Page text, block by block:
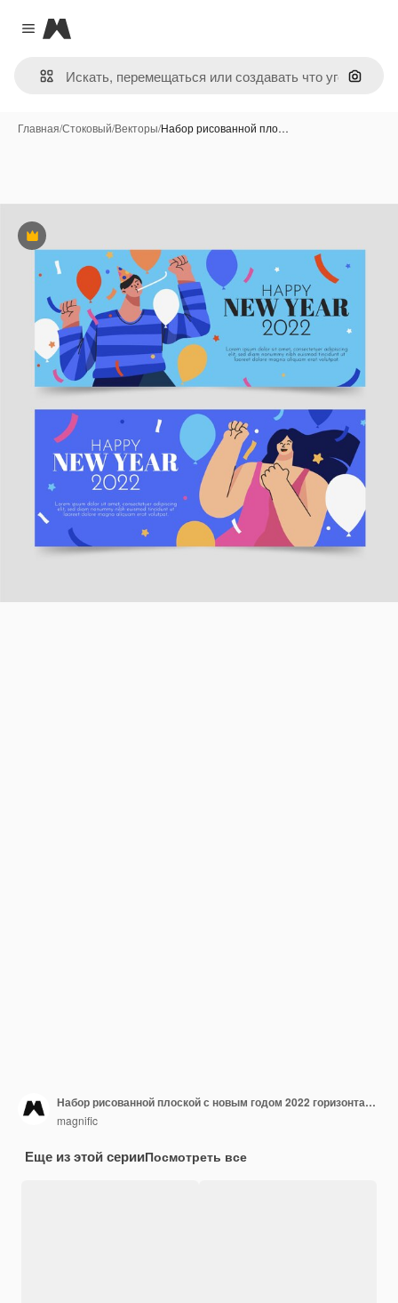
Close menu
Magnific
Поиск
Главная/Стоковый/Векторы/Набор рисованной пло…
Премиум
Набор рисованной плоской с новым годом 2022 горизонтальные баннеры
magnific
Еще из этой серииПосмотреть все